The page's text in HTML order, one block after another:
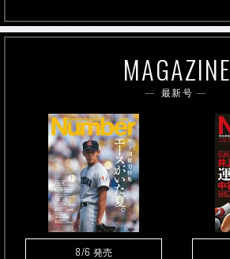
MAGAZINE
最新号
8/6 発売